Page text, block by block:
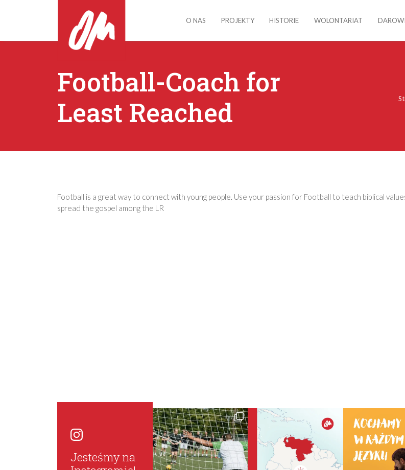
O NAS PROJEKTY HISTORIE WOLONTARIAT
Football-Coach for
Least Reached
Football is a great way to connect with young people. Use your passion for Football to teach biblical
spread the gospel among the LR
Jesteśmy na